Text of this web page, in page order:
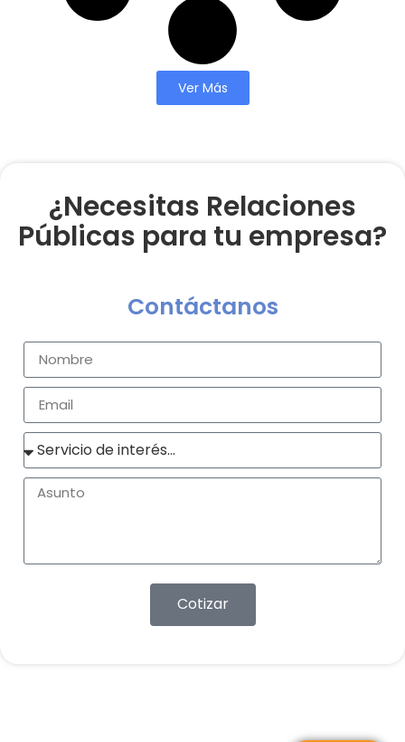
Ver Más
¿Necesitas Relaciones
Públicas para tu empresa?
Contáctanos
Cotizar